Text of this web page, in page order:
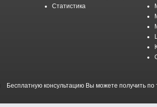
Статистика
Бесплатную консультацию Вы можете получить